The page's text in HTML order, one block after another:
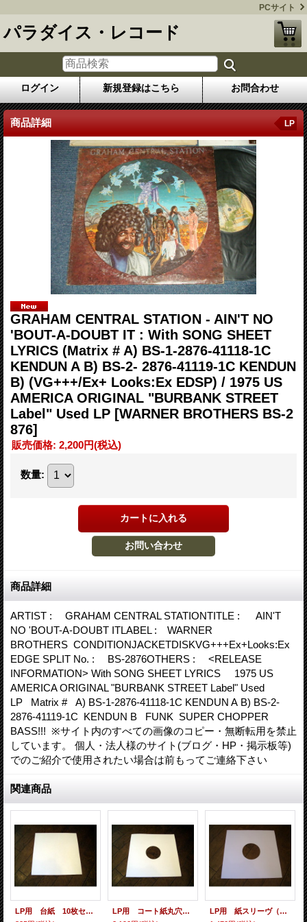
PCサイト
パラダイス・レコード
ログイン 新規登録はこちら お問合わせ
商品詳細 LP
GRAHAM CENTRAL STATION - AIN'T NO
'BOUT-A-DOUBT IT : With SONG SHEET
LYRICS (Matrix # A) BS-1-2876-41118-1C
KENDUN A B) BS-2- 2876-41119-1C KENDUN
B) (VG+++/Ex+ Looks:Ex EDSP) / 1975 US
AMERICA ORIGINAL "BURBANK STREET
Label" Used LP [WARNER BROTHERS BS-2
876]
販売価格: 2,200円(税込)
数量:
商品詳細
ARTIST : GRAHAM CENTRAL STATIONTITLE : AIN'T
NO 'BOUT-A-DOUBT ITLABEL : WARNER
BROTHERS CONDITIONJACKETDISKVG+++Ex+Looks:Ex
EDGE SPLIT No. : BS-2876OTHERS : <RELEASE
INFORMATION> With SONG SHEET LYRICS 1975 US
AMERICA ORIGINAL "BURBANK STREET Label" Used
LP Matrix # A) BS-1-2876-41118-1C KENDUN A B) BS-2-
2876-41119-1C KENDUN B FUNK SUPER CHOPPER
BASS!!! ※サイト内のすべての画像のコピー・無断転用を禁止
しています。 個人・法人様のサイト(ブログ・HP・掲示板等)
でのご紹介で使用されたい場合は前もってご連絡下さい
関連商品
LP用 台紙 10枚セット
LP用 コート紙丸穴ジャケ 10枚セット
LP用 紙スリーヴ（レギュラー 四角の角） 10枚セット